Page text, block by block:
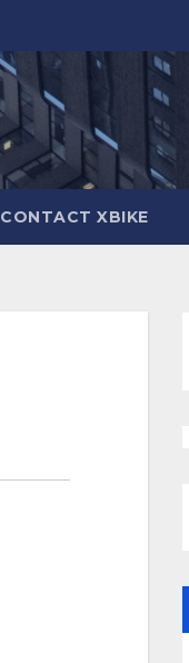
CONTACT XBIKE